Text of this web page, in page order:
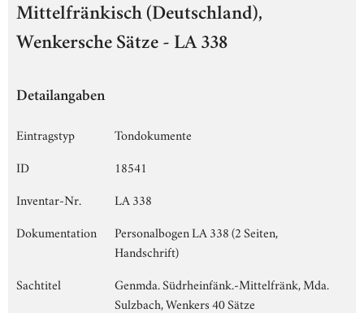
Mittelfränkisch (Deutschland),
Wenkersche Sätze - LA 338
Detailangaben
Eintragstyp
Tondokumente
ID
18541
Inventar-Nr.
LA 338
Dokumentation
Personalbogen LA 338 (2 Seiten,
Handschrift)
Sachtitel
Genmda. Südrheinfänk.-Mittelfränk, Mda.
Sulzbach, Wenkers 40 Sätze